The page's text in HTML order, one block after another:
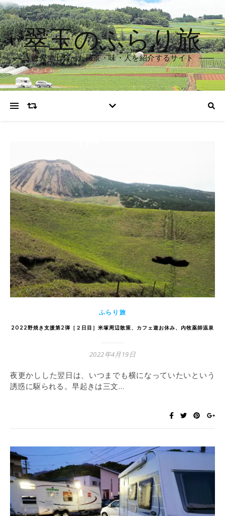
翠玉のふらり旅
旅先で出会った風景・味・人を紹介するサイト
ふらり旅
2022野焼き支援第2弾［２日目］米塚周辺散策、カフェ遊お休み、内牧薬師温泉
2022年4月19日
夜更かしした翌日は、いつまでも横になっていたいという
誘惑に駆られる。早起きは三文…